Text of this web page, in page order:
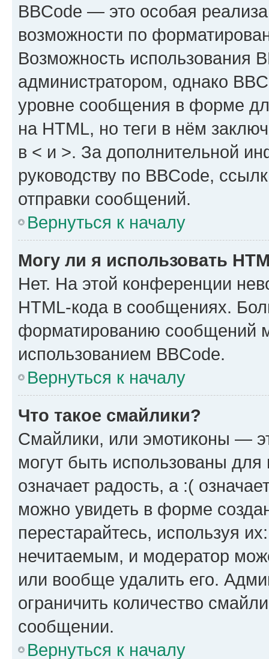
BBCode — это особая
возможности по
Возможность использования
администратором, однако
уровне сообщения в форме
на HTML, но теги в нём
в < и >. За дополнительной
руководству по BBCode,
отправки сообщений.
Вернуться к началу
Могу ли я использовать
Нет. На этой конференции
HTML-кода в сообщениях.
форматированию сообщений
использованием BBCode.
Вернуться к началу
Что такое смайлики?
Смайлики, или эмотиконы —
могут быть использованы
означает радость, а :(
можно увидеть в форме
перестарайтесь, используя
нечитаемым, и модератор
или вообще удалить его.
ограничить количество
сообщении.
Вернуться к началу